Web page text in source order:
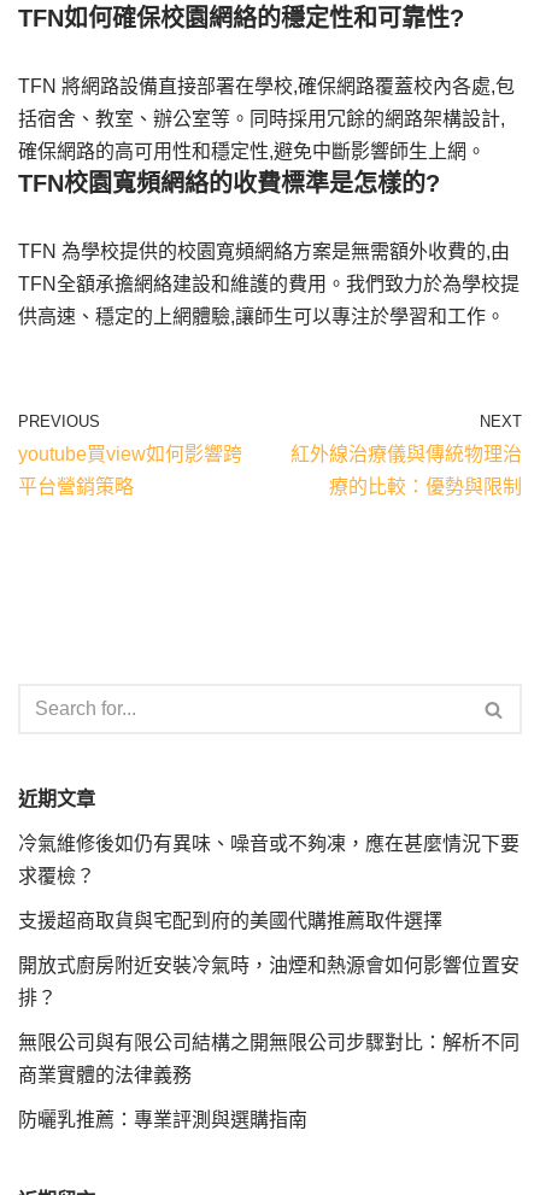
TFN如何確保校園網絡的穩定性和可靠性?
TFN 將網路設備直接部署在學校,確保網路覆蓋校內各處,包
括宿舍、教室、辦公室等。同時採用冗餘的網路架構設計,
確保網路的高可用性和穩定性,避免中斷影響師生上網。
TFN校園寬頻網絡的收費標準是怎樣的?
TFN 為學校提供的校園寬頻網絡方案是無需額外收費的,由
TFN全額承擔網絡建設和維護的費用。我們致力於為學校提
供高速、穩定的上網體驗,讓師生可以專注於學習和工作。
PREVIOUS
youtube買view如何影響跨
平台營銷策略
NEXT
紅外線治療儀與傳統物理治
療的比較：優勢與限制
近期文章
冷氣維修後如仍有異味、噪音或不夠凍，應在甚麼情況下要
求覆檢？
支援超商取貨與宅配到府的美國代購推薦取件選擇
開放式廚房附近安裝冷氣時，油煙和熱源會如何影響位置安
排？
無限公司與有限公司結構之開無限公司步驟對比：解析不同
商業實體的法律義務
防曬乳推薦：專業評測與選購指南